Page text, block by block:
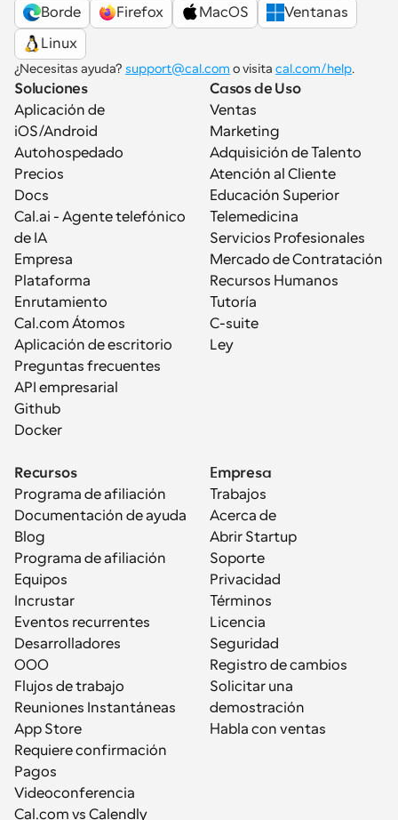
Borde
Firefox MacOS
Ventanas
Linux
¿Necesitas ayuda? support@cal.com o visita cal.com/help.
Soluciones
Aplicación de
iOS/Android
Autohospedado
Precios
Docs
Cal.ai - Agente telefónico
de IA
Empresa
Plataforma
Enrutamiento
Cal.com Átomos
Aplicación de escritorio
Preguntas frecuentes
API empresarial
Github
Docker
Casos de Uso
Ventas
Marketing
Adquisición de Talento
Atención al Cliente
Educación Superior
Telemedicina
Servicios Profesionales
Mercado de Contratación
Recursos Humanos
Tutoría
C-suite
Ley
Recursos
Programa de afiliación
Documentación de ayuda
Blog
Programa de afiliación
Equipos
Incrustar
Eventos recurrentes
Desarrolladores
OOO
Flujos de trabajo
Reuniones Instantáneas
App Store
Requiere confirmación
Pagos
Videoconferencia
Cal.com vs Calendly
Empresa
Trabajos
Acerca de
Abrir Startup
Soporte
Privacidad
Términos
Licencia
Seguridad
Registro de cambios
Solicitar una
demostración
Habla con ventas